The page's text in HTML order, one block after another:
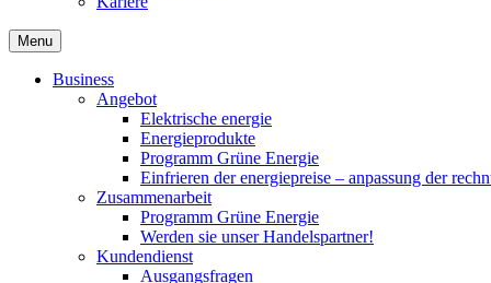
Menu
Business
Angebot
Elektrische energie
Energieprodukte
Programm Grüne Energie
Einfrieren der energiepreise – anpassung der
Zusammenarbeit
Programm Grüne Energie
Werden sie unser Handelspartner!
Kundendienst
Ausgangsfragen